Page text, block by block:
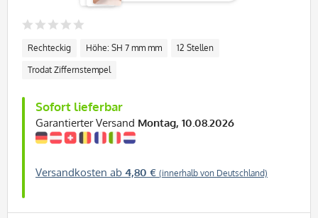
Rechteckig Höhe: SH 7 mm mm 12 Stellen
Trodat Ziffernstempel
Sofort lieferbar
Garantierter Versand Montag, 10.08.2026
Versandkosten ab 4,80 € (innerhalb von Deutschland)